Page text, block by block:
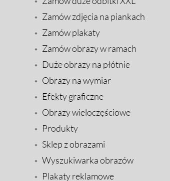
Zamów zdjęcia na piankach
Zamów plakaty
Zamów obrazy w ramach
Duże obrazy na płótnie
Obrazy na wymiar
Efekty graficzne
Obrazy wieloczęściowe
Produkty
Sklep z obrazami
Wyszukiwarka obrazów
Plakaty reklamowe